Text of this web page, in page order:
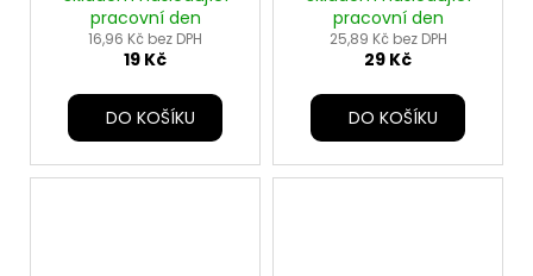
pracovní den
16,96 Kč bez DPH
19 Kč
DO KOŠÍKU
pracovní den
25,89 Kč bez DPH
29 Kč
DO KOŠÍKU